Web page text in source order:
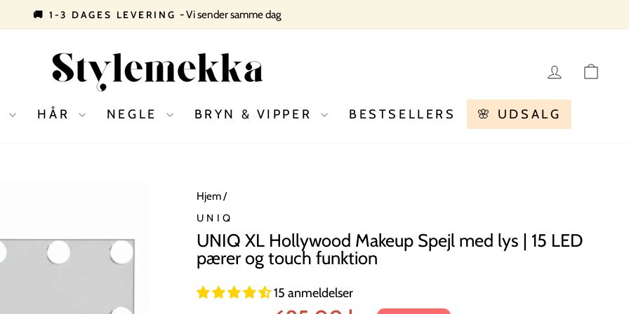
Pause
slideshow
🚚 1-3 DAGES LEVERING - Vi sender samme dag
LOG
HÅR NEGLE BRYN & VIPPER BESTSELLERS 🌸 UDSALG
Hjem/
UNIQ
UNIQ XL Hollywood Makeup Spejl med lys | 15 LED
pærer og touch funktion
15 anmeldelser
Tilbudspris